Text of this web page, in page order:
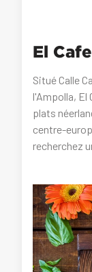
El
Situé Calle
l'Ampolla, El
plats
centre-
recherchez